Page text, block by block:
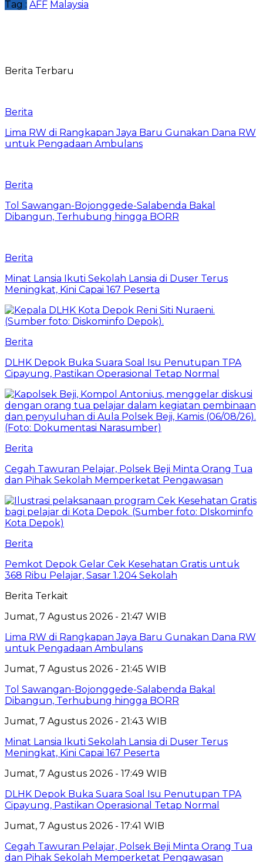
Tag : AFF Malaysia
Berita Terbaru
Berita
Lima RW di Rangkapan Jaya Baru Gunakan Dana RW
untuk Pengadaan Ambulans
Berita
Tol Sawangan-Bojonggede-Salabenda Bakal
Dibangun, Terhubung hingga BORR
Berita
Minat Lansia Ikuti Sekolah Lansia di Duser Terus
Meningkat, Kini Capai 167 Peserta
Berita
DLHK Depok Buka Suara Soal Isu Penutupan TPA
Cipayung, Pastikan Operasional Tetap Normal
Berita
Cegah Tawuran Pelajar, Polsek Beji Minta Orang Tua
dan Pihak Sekolah Memperketat Pengawasan
Berita
Pemkot Depok Gelar Cek Kesehatan Gratis untuk
368 Ribu Pelajar, Sasar 1.204 Sekolah
Berita Terkait
Jumat, 7 Agustus 2026 - 21:47 WIB
Lima RW di Rangkapan Jaya Baru Gunakan Dana RW
untuk Pengadaan Ambulans
Jumat, 7 Agustus 2026 - 21:45 WIB
Tol Sawangan-Bojonggede-Salabenda Bakal
Dibangun, Terhubung hingga BORR
Jumat, 7 Agustus 2026 - 21:43 WIB
Minat Lansia Ikuti Sekolah Lansia di Duser Terus
Meningkat, Kini Capai 167 Peserta
Jumat, 7 Agustus 2026 - 17:49 WIB
DLHK Depok Buka Suara Soal Isu Penutupan TPA
Cipayung, Pastikan Operasional Tetap Normal
Jumat, 7 Agustus 2026 - 17:41 WIB
Cegah Tawuran Pelajar, Polsek Beji Minta Orang Tua
dan Pihak Sekolah Memperketat Pengawasan